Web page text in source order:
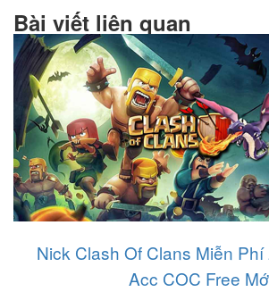
Bài viết liên quan
Nick Clash Of Clans Miễn
Acc COC Free